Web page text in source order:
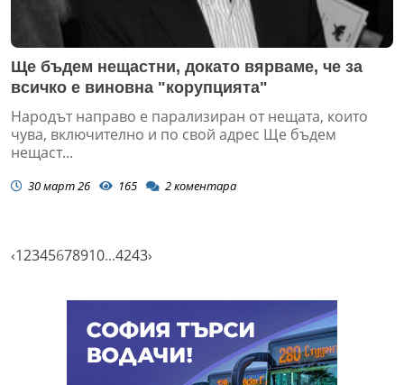
Ще бъдем нещастни, докато вярваме, че за
всичко е виновна "корупцията"
Народът направо е парализиран от нещата, които
чува, включително и по свой адрес Ще бъдем
нещаст...
30 март 26 165 2коментара
‹12345678910...4243›